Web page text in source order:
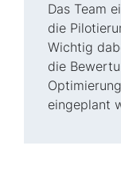
Das Team
die
Wichtig
die
eingeplant